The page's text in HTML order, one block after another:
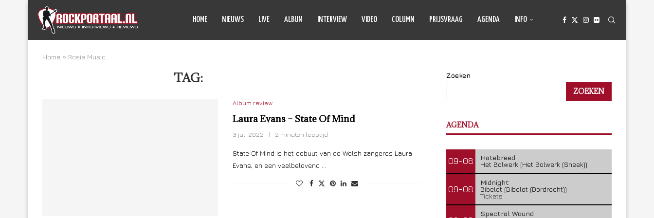
HOME NIEUWS LIVE ALBUM INTERVIEW VIDEO COLUMN PRIJSVRAAG AGENDA INFO
Home » Rosie Music
TAG:
Album review
Laura Evans – State Of Mind
3 juli 2022 2 minuten leestijd
State Of Mind is het debuut van de Welsh zangeres Laura
Evans, en een veelbelovend …
Zoeken
ZOEKEN
AGENDA
09-08
Hatebreed
Het Bolwerk (Het Bolwerk (Sneek))
09-08
Midnight
Bibelot (Bibelot (Dordrecht))
Tickets
Spectral Wound